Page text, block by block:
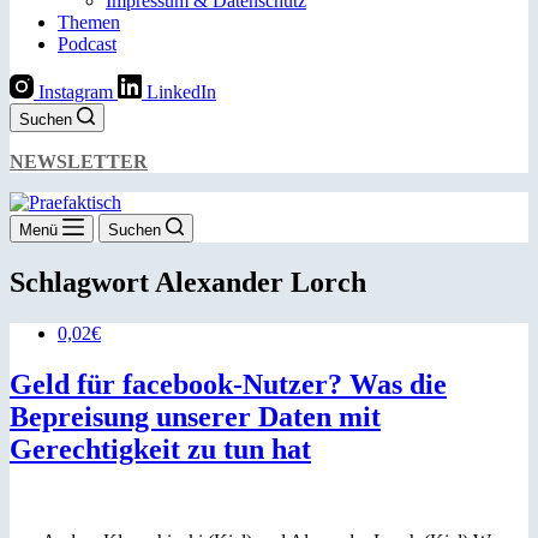
Themen
Podcast
Instagram LinkedIn
Suchen
NEWSLETTER
Menü Suchen
Schlagwort Alexander Lorch
0,02€
Geld für facebook-Nutzer? Was die
Bepreisung unserer Daten mit
Gerechtigkeit zu tun hat